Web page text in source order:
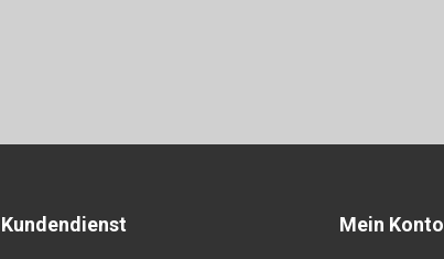
Kundendienst Mein Konto